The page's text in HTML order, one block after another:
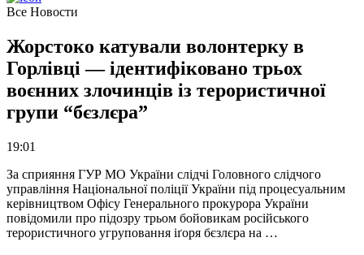
Все Новости
Жорстоко катували волонтерку в
Горлівці — ідентифіковано трьох
воєнних злочинців із терористичної
групи “бєзлєра”
19:01
За сприяння ГУР МО України слідчі Головного слідчого
управління Національної поліції України під процесуальним
керівництвом Офісу Генерального прокурора України
повідомили про підозру трьом бойовикам російського
терористичного угруповання іґоря бєзлєра на …